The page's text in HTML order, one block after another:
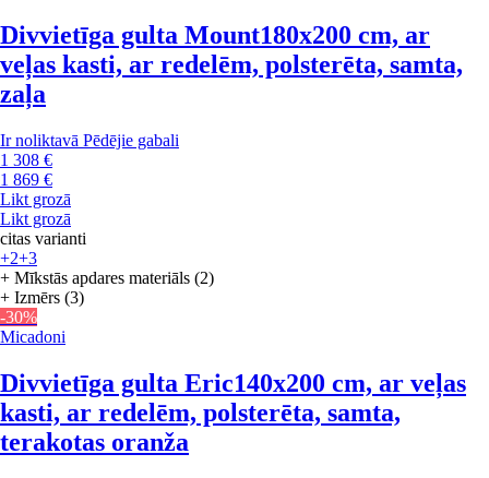
Divvietīga gulta Mount180x200 cm, ar
veļas kasti, ar redelēm, polsterēta, samta,
zaļa
Ir noliktavā Pēdējie gabali
1 308 €
1 869 €
Likt grozā
Likt grozā
citas varianti
+2+3
+ Mīkstās apdares materiāls (2)
+ Izmērs (3)
-30%
Micadoni
Divvietīga gulta Eric140x200 cm, ar veļas
kasti, ar redelēm, polsterēta, samta,
terakotas oranža